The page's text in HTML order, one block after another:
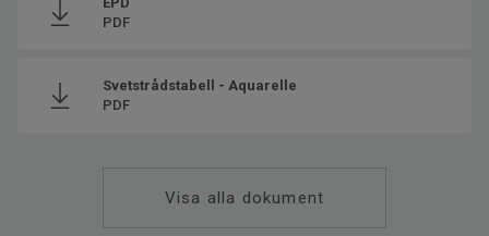
PDF
Svetstrådstabell - Aquarelle
PDF
Visa alla dokument